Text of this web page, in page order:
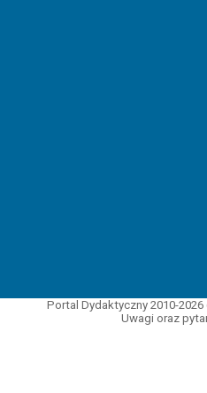
Portal Dydaktyczny 2010-
Uwagi oraz